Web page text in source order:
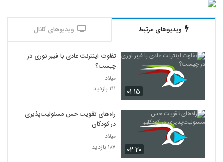
ویدیوهای مرتبط ویدیوهای کانال
۰۱:۱۵
تفاوت اینترنت عادی با فیبر نوری در
چیست؟
میلاد
۲۱۱ بازدید
۰۲:۲۰
راه‌های تقویت حس مسئولیت‌پذیری
در کودکان
میلاد
۱۸۷ بازدید